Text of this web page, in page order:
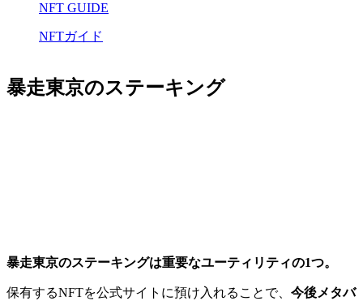
NFT GUIDE
NFTガイド
暴走東京のステーキング
暴走東京のステーキングは重要なユーティリティの1つ。
保有するNFTを公式サイトに預け入れることで、 今後メタバ